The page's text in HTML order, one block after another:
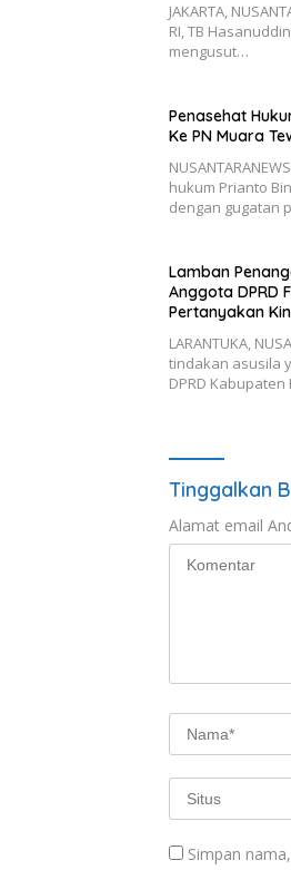
JAKARTA,
RI, TB
mengusut…
Penasehat
Ke PN Muara
hukum Prianto
dengan gugatan
Lamban
Anggota DPRD
Pertanyakan
LARANTUKA,
tindakan asusila
DPRD
Tinggalkan
Alamat email
Simpan